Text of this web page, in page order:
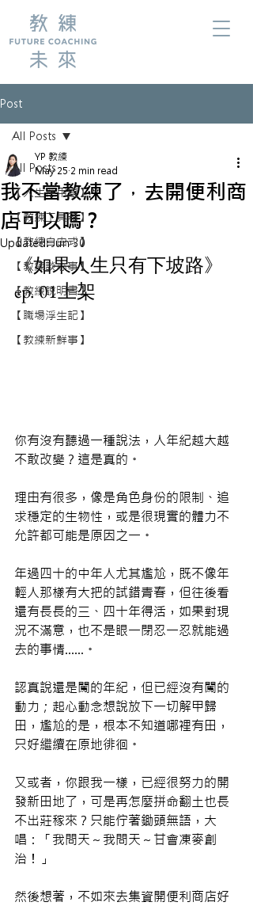
Post
All Posts
【人生應用題】
【教練工具箱】
【教練自由式】
【教練談心事】
【教練說明書】
【職場浮生記】
【教練新鮮事】
All Posts
我不當教練了，去開便利商
店可以嗎？
YP 教練
May 25 2 min read
Updated:Jun 30
《如果人生只有下坡路》
ep. 01上架
你有沒有聽過一種說法，人年紀越大越
不敢改變？這是真的。
理由有很多，像是角色身份的限制、追
求穩定的生物性，或是很現實的體力不
允許都可能是原因之一。
年過四十的中年人尤其尷尬，既不像年
輕人那樣有大把的試錯青春，但往後看
還有長長的三、四十年得活，如果對現
況不滿意，也不是眼一閉忍一忍就能過
去的事情......。
認真說還是闖的年紀，但已經沒有闖的
動力；起心動念想說放下一切解甲歸
田，尷尬的是，根本不知道哪裡有田，
只好繼續在原地徘徊。
又或者，你跟我一樣，已經很努力的開
發新田地了，可是再怎麼拼命翻土也長
不出莊稼來？只能佇著鋤頭無語，大
唱：「我問天～我問天～甘會凍麥創
治！」
然後想著，不如來去集資開便利商店好